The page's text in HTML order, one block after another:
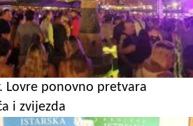
Lovre ponovno pretvara
i zvijezda